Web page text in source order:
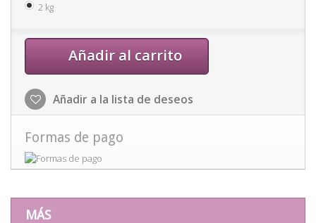
2 kg
Añadir al carrito
Añadir a la lista de deseos
Formas de pago
MÁS